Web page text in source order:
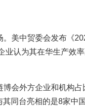
美中贸委会发布《
认为其在华生产效
会外方企业和机构
同台亮相的是8家中